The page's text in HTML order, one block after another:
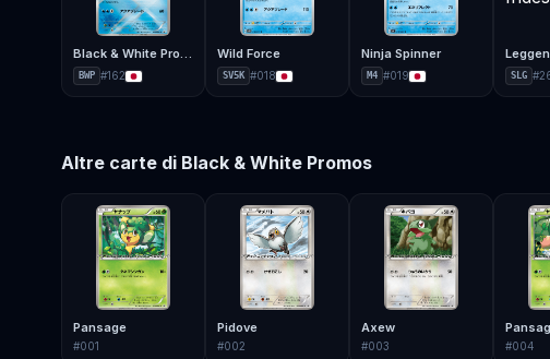
Black & White Promos
BWP #162
Wild Force
SV5K #018
Ninja Spinner
M4 #019 SLG #
Altre carte di Black & White Promos
Pansage
#001
Pidove
#002
Axew
#003 #004